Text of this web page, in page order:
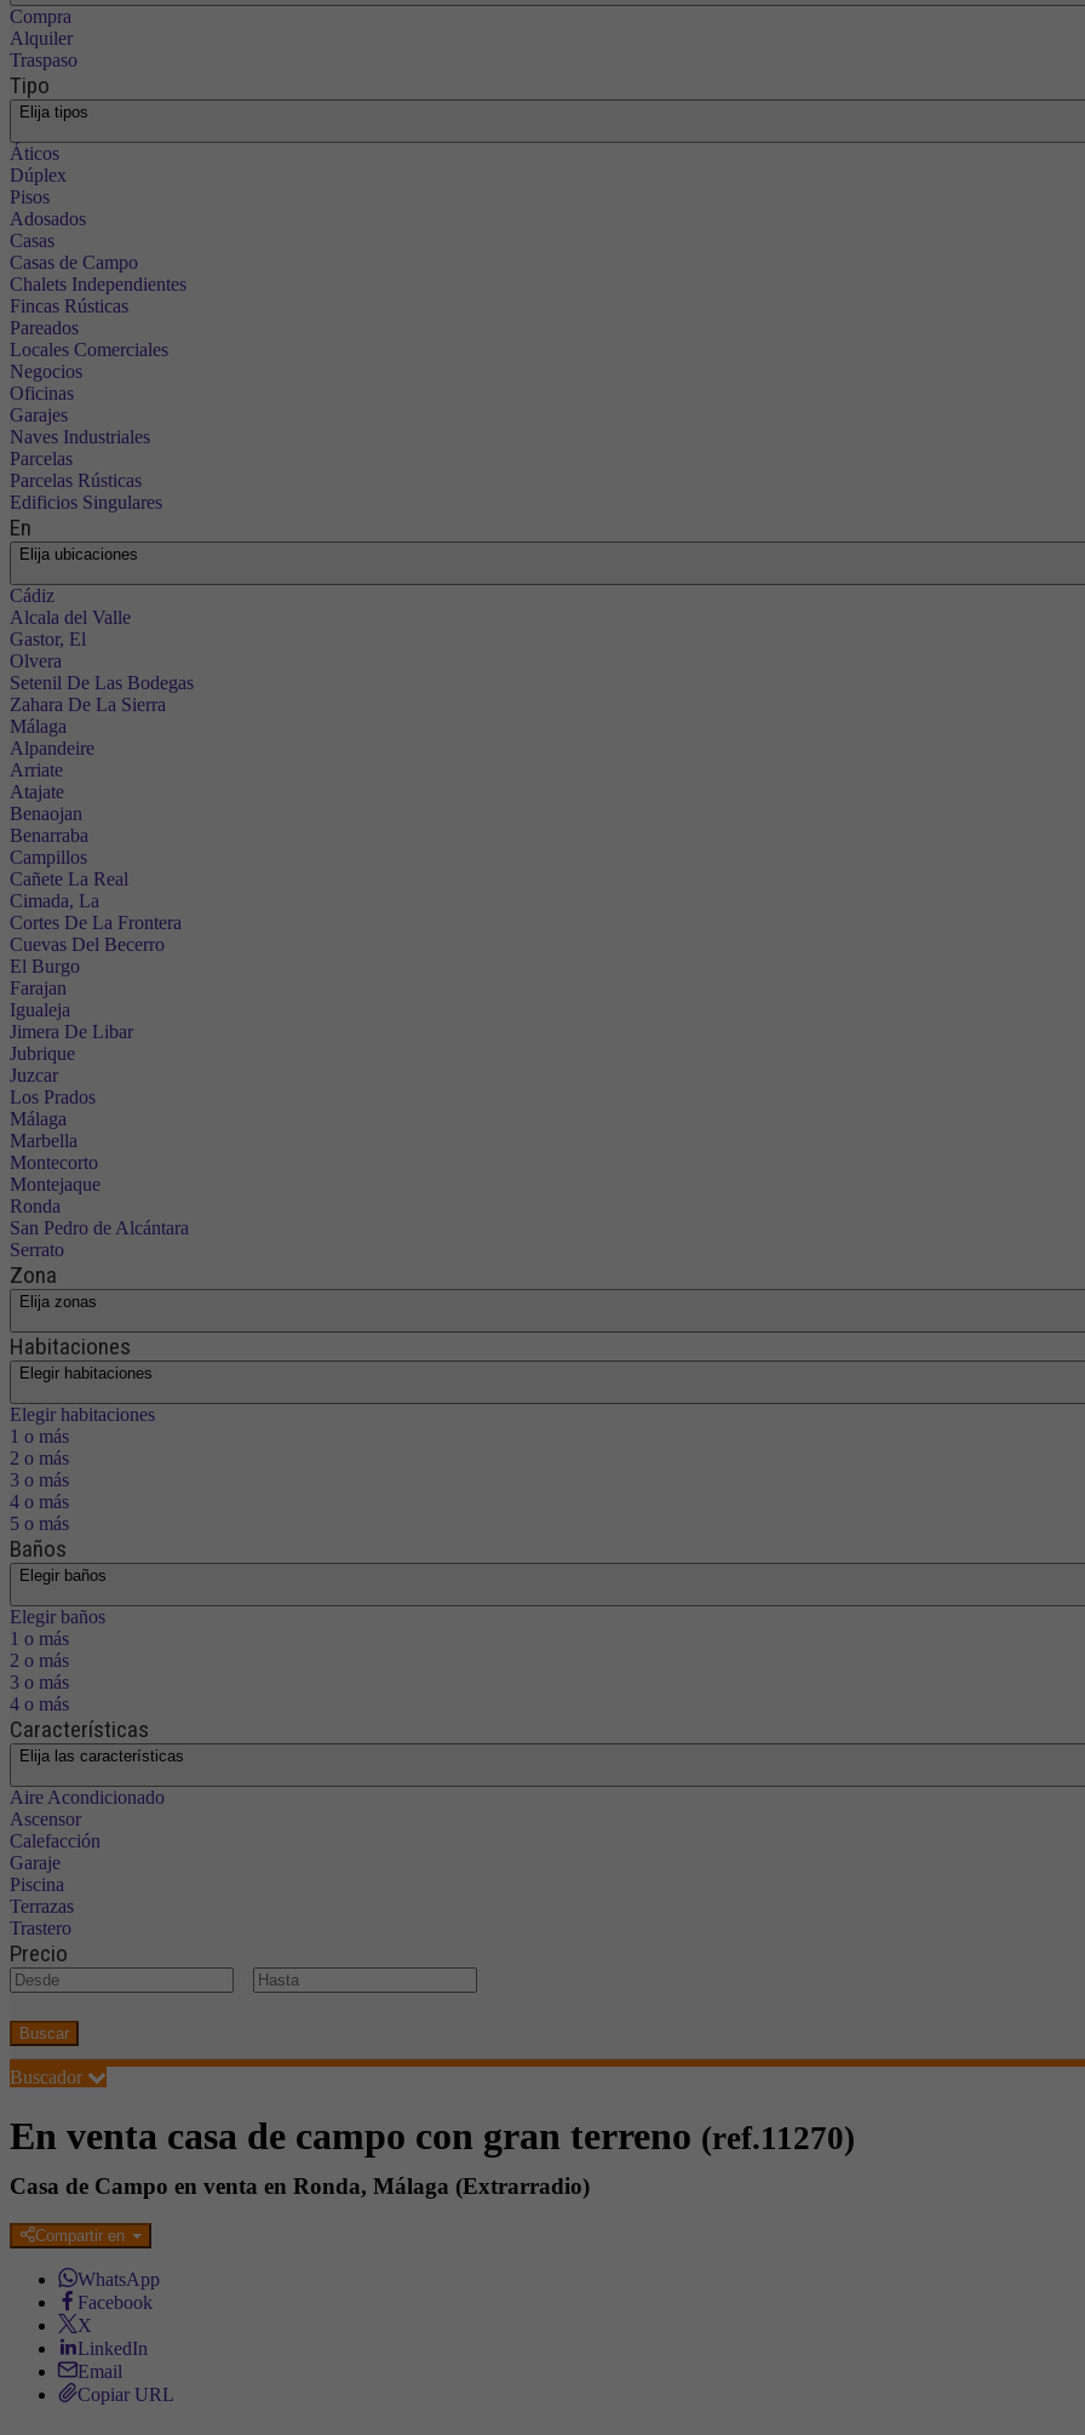
Compra
Alquiler
Traspaso
Tipo
Elija tipos
Áticos
Dúplex
Pisos
Adosados
Casas
Casas de Campo
Chalets Independientes
Fincas Rústicas
Pareados
Locales Comerciales
Negocios
Oficinas
Garajes
Naves Industriales
Parcelas
Parcelas Rústicas
Edificios Singulares
En
Elija ubicaciones
Cádiz
Alcala del Valle
Gastor, El
Olvera
Setenil De Las Bodegas
Zahara De La Sierra
Málaga
Alpandeire
Arriate
Atajate
Benaojan
Benarraba
Campillos
Cañete La Real
Cimada, La
Cortes De La Frontera
Cuevas Del Becerro
El Burgo
Farajan
Igualeja
Jimera De Libar
Jubrique
Juzcar
Los Prados
Málaga
Marbella
Montecorto
Montejaque
Ronda
San Pedro de Alcántara
Serrato
Zona
Elija zonas
Habitaciones
Elegir habitaciones
Elegir habitaciones
1 o más
2 o más
3 o más
4 o más
5 o más
Baños
Elegir baños
Elegir baños
1 o más
2 o más
3 o más
4 o más
Características
Elija las características
Aire Acondicionado
Ascensor
Calefacción
Garaje
Piscina
Terrazas
Trastero
Precio
Buscar
Buscador
En venta casa de campo con gran terreno (ref.11270)
Casa de Campo en venta en Ronda, Málaga (Extrarradio)
Compartir en
WhatsApp
Facebook
X
LinkedIn
Email
Copiar URL